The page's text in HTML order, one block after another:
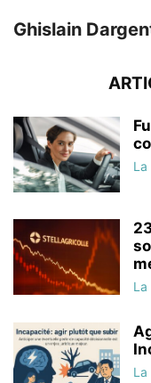
Ghislain
La
La
La